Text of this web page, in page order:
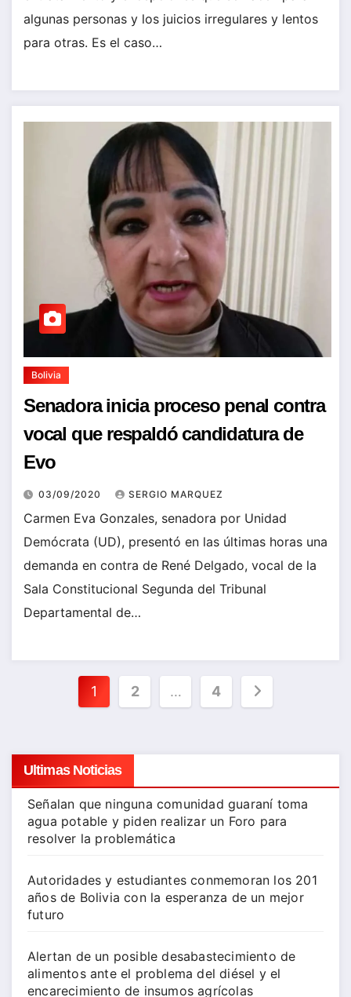
algunas personas y los juicios irregulares y lentos
para otras. Es el caso…
Bolivia
Senadora inicia proceso penal contra
vocal que respaldó candidatura de
Evo
03/09/2020 SERGIO MARQUEZ
Carmen Eva Gonzales, senadora por Unidad
Demócrata (UD), presentó en las últimas horas una
demanda en contra de René Delgado, vocal de la
Sala Constitucional Segunda del Tribunal
Departamental de…
Paginación
entradas
1 2 … 4
Ultimas Noticias
Señalan que ninguna comunidad guaraní toma
agua potable y piden realizar un Foro para
resolver la problemática
Autoridades y estudiantes conmemoran los 201
años de Bolivia con la esperanza de un mejor
futuro
Alertan de un posible desabastecimiento de
alimentos ante el problema del diésel y el
encarecimiento de insumos agrícolas